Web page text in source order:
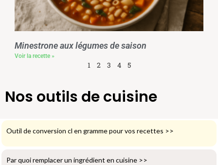
Minestrone aux légumes de saison
Voir la recette »
1 2 3 4 5
Nos outils de cuisine
Outil de conversion cl en gramme pour vos recettes >>
Par quoi remplacer un ingrédient en cuisine >>